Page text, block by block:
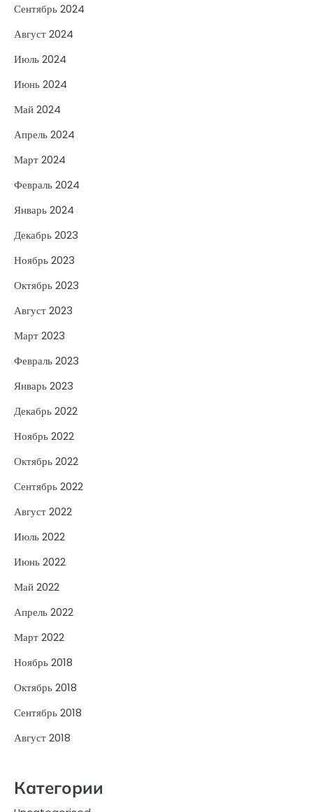
Сентябрь 2024
Август 2024
Июль 2024
Июнь 2024
Май 2024
Апрель 2024
Март 2024
Февраль 2024
Январь 2024
Декабрь 2023
Ноябрь 2023
Октябрь 2023
Август 2023
Март 2023
Февраль 2023
Январь 2023
Декабрь 2022
Ноябрь 2022
Октябрь 2022
Сентябрь 2022
Август 2022
Июль 2022
Июнь 2022
Май 2022
Апрель 2022
Март 2022
Ноябрь 2018
Октябрь 2018
Сентябрь 2018
Август 2018
Категории